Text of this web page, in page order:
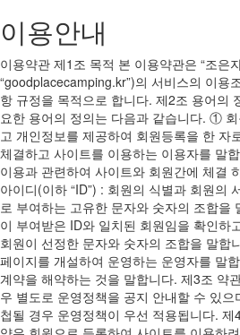
이용안내
이용약관 제1조 목적 본 이용약관은 “조은
“goodplacecamping.kr”)의 서비스의 이용
항 규정을 목적으로 합니다. 제2조 용어의
요한 용어의 정의는 다음과 같습니다. ①
고 개인정보를 제공하여 회원등록을 한 자
체결하고 사이트를 이용하는 이용자를 말
이용과 관련하여 사이트와 회원간에 체결
아이디(이하 “ID”) : 회원의 식별과 회원의
로 부여하는 고유한 문자와 숫자의 조합
이 부여받은 ID와 일치된 회원임을 확인하
회원이 선정한 문자와 숫자의 조합을 말
페이지를 개설하여 운영하는 운영자를 말
계약을 해약하는 것을 말합니다. 제3조 약
우 별도로 운영정책을 공지 안내할 수 있
첩될 경우 운영정책이 우선 적용됩니다.